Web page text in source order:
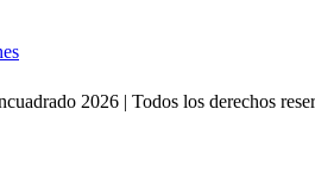
2026 |Todos los derechos